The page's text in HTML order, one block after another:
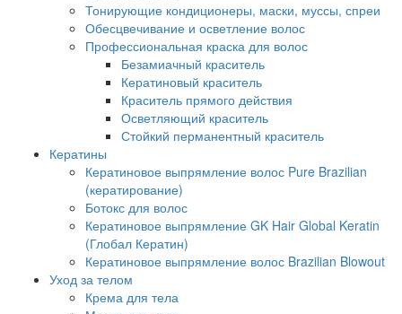
Тонирующие кондиционеры, маски, муссы, спреи
Обесцвечивание и осветление волос
Профессиональная краска для волос
Безамиачный краситель
Кератиновый краситель
Краситель прямого действия
Осветляющий краситель
Стойкий перманентный краситель
Кератины
Кератиновое выпрямление волос Pure Brazilian
(кератирование)
Ботокс для волос
Кератиновое выпрямление GK Hair Global Keratin
(Глобал Кератин)
Кератиновое выпрямление волос Brazilian Blowout
Уход за телом
Крема для тела